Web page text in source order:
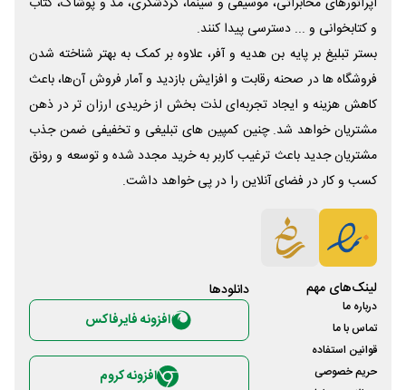
و کتابخوانی و ... دسترسی پیدا کنند.
بستر تبلیغ بر پایه بن هدیه و آفر، علاوه بر کمک به بهتر شناخته شدن
فروشگاه ها در صحنه رقابت و افزایش بازدید و آمار فروش آن‌ها، باعث
کاهش هزینه و ایجاد تجربه‌ای لذت بخش از خریدی ارزان تر در ذهن
مشتریان خواهد شد. چنین کمپین های تبلیغی و تخفیفی ضمن جذب
مشتریان جدید باعث ترغیب کاربر به خرید مجدد شده و توسعه و رونق
کسب و کار در فضای آنلاین را در پی خواهد داشت.
لینک‌های مهم
درباره ما
تماس با ما
قوانین استفاده
حریم خصوصی
دانلود‌ها
افزونه فایرفاکس
افزونه کروم